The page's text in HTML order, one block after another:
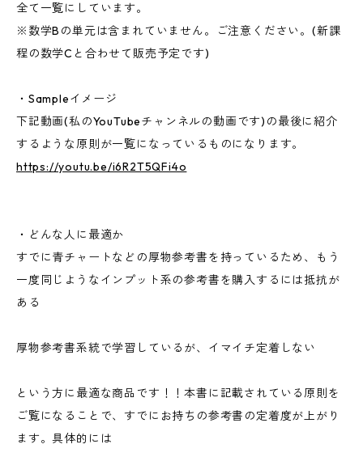
全て一覧にしています。
※数学Bの単元は含まれていません。ご注意ください。(新課
程の数学Cと合わせて販売予定です)
・Sampleイメージ
下記動画(私のYouTubeチャンネルの動画です)の最後に紹介
するような原則が一覧になっているものになります。
https://youtu.be/i6R2T5QFi4o
・どんな人に最適か
すでに青チャートなどの厚物参考書を持っているため、もう
一度同じようなインプット系の参考書を購入するには抵抗が
ある
厚物参考書系統で学習しているが、イマイチ定着しない
という方に最適な商品です！！本書に記載されている原則を
ご覧になることで、すでにお持ちの参考書の定着度が上がり
ます。具体的には